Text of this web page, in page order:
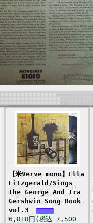
【米Verve mono】Ella
Fitzgerald/Sings
The George And Ira
Gershwin Song Book
vol.3
6,818円(税込 7,500